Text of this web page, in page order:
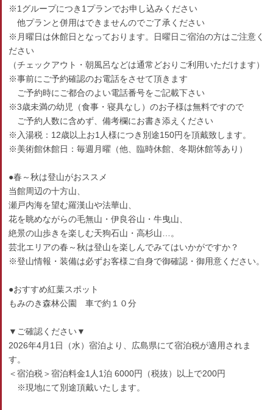
※1グループにつき1プランでお申し込みください
他プランと併用はできませんのでご了承ください
※月曜日は休館日となっております。日曜日ご宿泊の方はご注意く
ださい
（チェックアウト・朝風呂などは通常どおりご利用いただけます）
※事前にご予約確認のお電話をさせて頂きます
ご予約時にご都合のよい電話番号をご記載下さい
※3歳未満の幼児（食事・寝具なし）のお子様は無料ですので
ご予約人数に含めず、備考欄にお書き添えください
※入湯税：12歳以上お1人様につき別途150円を頂戴致します。
※美術館休館日：毎週月曜（他、臨時休館、冬期休館等あり）
●春～秋は登山がおススメ
当館周辺の十方山、
瀬戸内海を望む羅漢山や法華山、
花を眺めながらの毛無山・伊良谷山・牛曳山、
絶景の山歩きを楽しむ天狗石山・高杉山…。
芸北エリアの春～秋は登山を楽しんでみてはいかがですか？
※登山情報・装備は必ずお客様ご自身で御確認・御用意ください。
●おすすめ紅葉スポット
もみのき森林公園 車で約１０分
▼ご確認ください▼
2026年4月1日（水）宿泊より、広島県にて宿泊税が適用されま
す。
＜宿泊税＞宿泊料金1人1泊 6000円（税抜）以上で200円
※現地にて別途頂戴いたします。